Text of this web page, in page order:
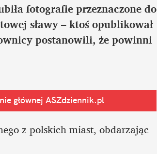
fotografie przeznaczone do
sławy – ktoś opublikował
postanowili, że powinni
głównej ASZdziennik.pl
z polskich miast, obdarzając